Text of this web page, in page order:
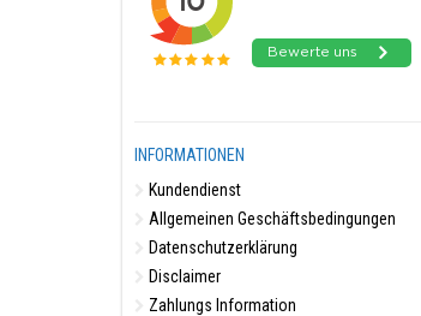
INFORMATIONEN
Kundendienst
Allgemeinen Geschäftsbedingungen
Datenschutzerklärung
Disclaimer
Zahlungs Information